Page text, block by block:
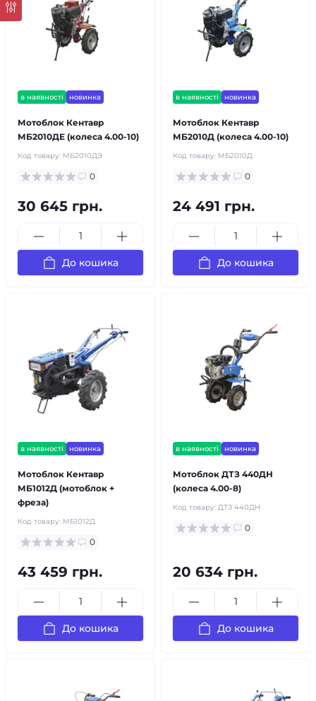
в наявності новинка
Мотоблок Кентавр
МБ2010ДЕ (колеса 4.00-10)
Код товару: МБ2010ДЭ
0
30 645 грн.
До кошика
в наявності новинка
Мотоблок Кентавр
МБ2010Д (колеса 4.00-10)
Код товару: МБ2010Д
0
24 491 грн.
До кошика
в наявності новинка
Мотоблок Кентавр
МБ1012Д (мотоблок +
фреза)
Код товару: МБ1012Д
0
43 459 грн.
До кошика
в наявності новинка
Мотоблок ДТЗ 440ДН
(колеса 4.00-8)
Код товару: ДТЗ 440ДН
0
20 634 грн.
До кошика